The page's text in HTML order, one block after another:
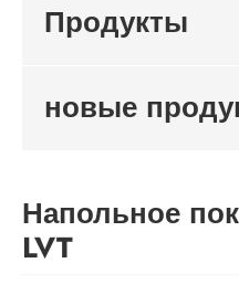
Продукты
новые
Напольное
LVT